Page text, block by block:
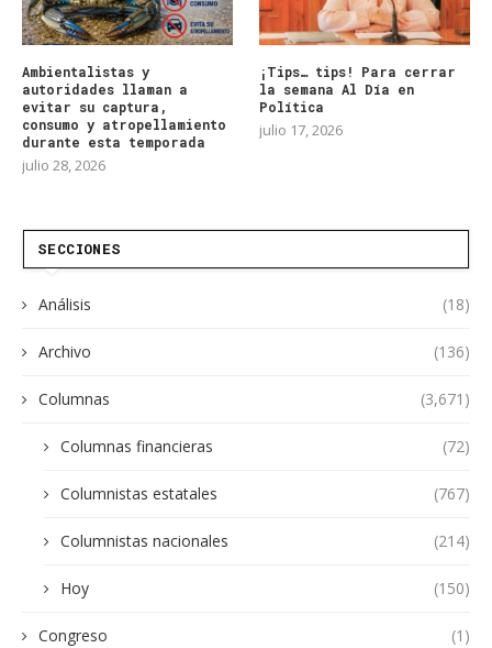
Ambientalistas y
autoridades llaman a
evitar su captura,
consumo y atropellamiento
durante esta temporada
julio 28, 2026
¡Tips… tips! Para cerrar
la semana Al Día en
Política
julio 17, 2026
SECCIONES
Análisis (18)
Archivo (136)
Columnas (3,671)
Columnas financieras (72)
Columnistas estatales (767)
Columnistas nacionales (214)
Hoy (150)
Congreso (1)